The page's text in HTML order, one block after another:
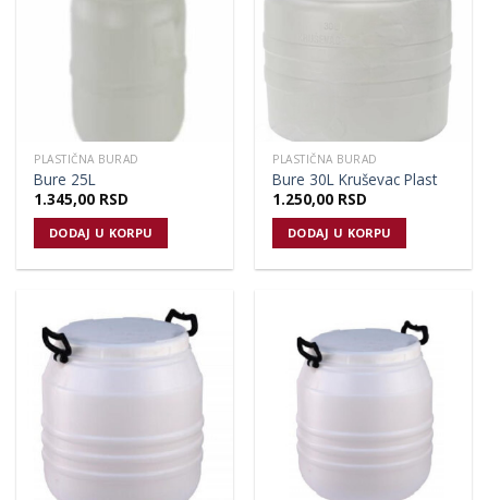
PLASTIČNA BURAD
Bure 25L
1.345,00 RSD
DODAJ U KORPU
PLASTIČNA BURAD
Bure 30L Kruševac Plast
1.250,00 RSD
DODAJ U KORPU